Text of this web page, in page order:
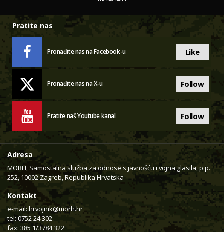
Pratite nas
Pronađite nas na Facebook-u Like
Pronađite nas na X-u Follow
Pratite naš Youtube kanal Follow
Adresa
MORH, Samostalna služba za odnose s javnošću i vojna glasila, p.p.
252, 10002 Zagreb, Republika Hrvatska
Kontakt
e-mail: hrvojnik@morh.hr
tel: 0752 24 302
fax: 385 1/3784 322